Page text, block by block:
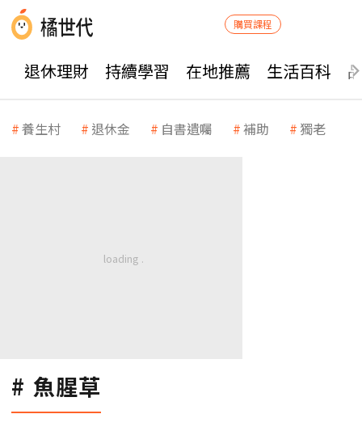
購買課程
退休理財 持續學習 在地推薦 生活百科
養生村 退休金 自書遺囑 補助 獨老
魚腥草